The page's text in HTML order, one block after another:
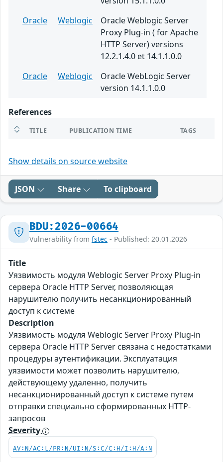
Oracle
Weblogic
Oracle Weblogic Server
Proxy Plug-in ( for Apache
HTTP Server) versions
12.2.1.4.0 et 14.1.1.0.0
Oracle
Weblogic
Oracle WebLogic Server
version 14.1.1.0.0
References
TITLE PUBLICATION TIME TAGS
Show details on source website
JSON Share To clipboard
BDU:2026-00664
Vulnerability from fstec - Published: 20.01.2026
Title
Уязвимость модуля Weblogic Server Proxy Plug-in
сервера Oracle HTTP Server, позволяющая
нарушителю получить несанкционированный
доступ к системе
Description
Уязвимость модуля Weblogic Server Proxy Plug-in
сервера Oracle HTTP Server связана с недостатками
процедуры аутентификации. Эксплуатация
уязвимости может позволить нарушителю,
действующему удаленно, получить
несанкционированный доступ к системе путем
отправки специально сформированных HTTP-
запросов
Severity
AV:N/AC:L/PR:N/UI:N/S:C/C:H/I:H/A:N